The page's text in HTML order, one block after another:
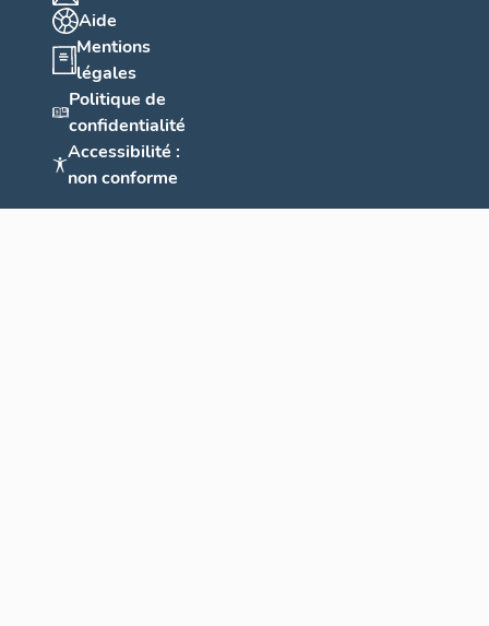
Aide
Mentions
légales
Politique de
confidentialité
Accessibilité :
non conforme